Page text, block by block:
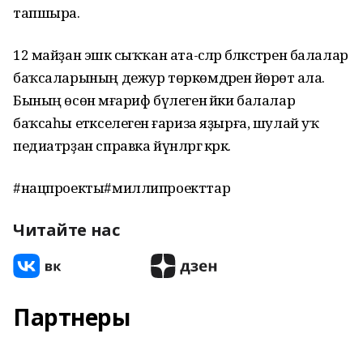
тапшыра.
12 майҙан эшкә сыҡҡан ата-әсәләр бәләкәстәрен балалар
баҡсаларының дежур төркөмдәренә йөрөтә ала.
Бының өсөн мәғариф бүлегенә йәки балалар
баҡсаһы етәкселегенә ғариза яҙырға, шулай уҡ
педиатрҙан справка йүнләргә кәрәк.
#нацпроекты#миллипроекттар
Читайте нас
Партнеры